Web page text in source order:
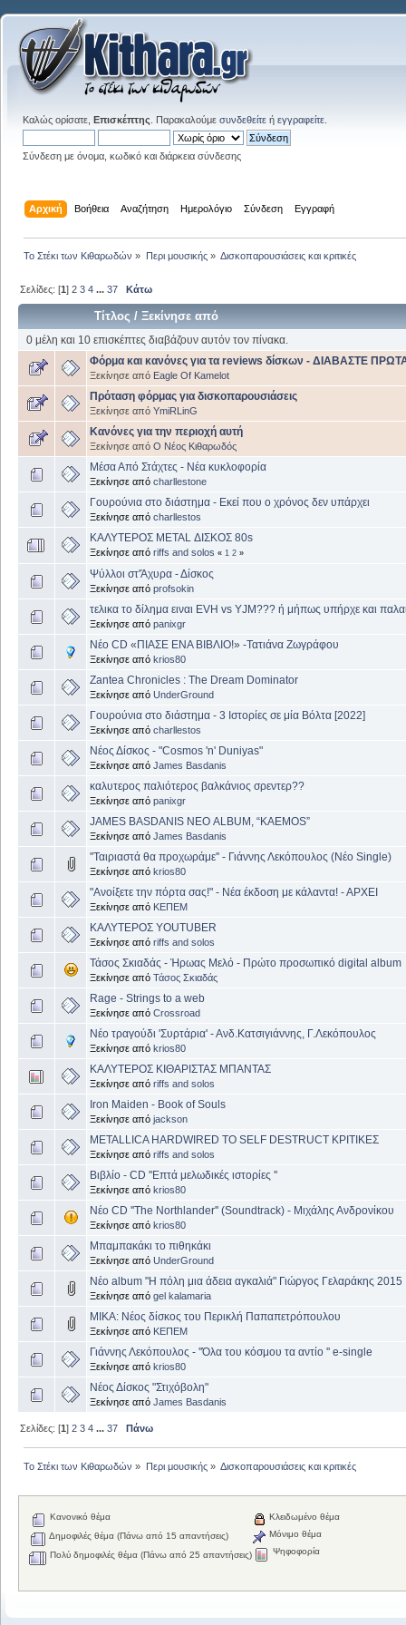
Καλώς ορίσατε, Επισκέπτης . Παρακαλούμε συνδεθείτε ή εγγραφείτε
Σύνδεση με όνομα, κωδικό και διάρκεια σύνδεσης
Αρχική Βοήθεια Αναζήτηση Ημερολόγιο Σύνδεση Εγγραφή
Το Στέκι των Κιθαρωδών » Περι μουσικής» Δισκοπαρουσιάσεις και κριτικές
Σελίδες: [1]2 3 4 ...37 Κάτω
Τίτλος /Ξεκίνησε από
0 μέλη και 10 επισκέπτες διαβάζουν αυτόν τον πίνακα.
Φόρμα και κανόνες για τα reviews δίσκων - ΔΙΑΒΑΣΤΕ
Ξεκίνησε από Eagle Of Kamelot
Πρόταση φόρμας για δισκοπαρουσιάσεις
Ξεκίνησε από YmiRLinG
Κανόνες για την περιοχή αυτή
Ξεκίνησε από Ο Νέος Κιθαρωδός
Μέσα Από Στάχτες - Νέα κυκλοφορία
Ξεκίνησε από charllestone
Γουρούνια στο διάστημα - Εκεί που ο χρόνος δεν υπάρχει
Ξεκίνησε από charllestos
ΚΑΛΥΤΕΡΟΣ METAL ΔΙΣΚΟΣ 80s
Ξεκίνησε από riffs and solos « 1 2 »
Ψύλλοι στ'Άχυρα - Δίσκος
Ξεκίνησε από profsokin
τελικα το δίλημα ειναι EVH vs YJM??? ή μήπως υπήρχε και
Ξεκίνησε από panixgr
Νέο CD «ΠΙΑΣΕ ΕΝΑ ΒΙΒΛΙΟ!» -Τατιάνα Ζωγράφου
Ξεκίνησε από krios80
Zantea Chronicles : The Dream Dominator
Ξεκίνησε από UnderGround
Γουρούνια στο διάστημα - 3 Ιστορίες σε μία Βόλτα [2022]
Ξεκίνησε από charllestos
Νέος Δίσκος - "Cosmos 'n' Duniyas"
Ξεκίνησε από James Basdanis
καλυτερος παλιότερος βαλκάνιος σρεντερ??
Ξεκίνησε από panixgr
JAMES BASDANIS NEΟ ALBUM, “KAEMOS”
Ξεκίνησε από James Basdanis
''Ταιριαστά θα προχωράμε'' - Γιάννης Λεκόπουλος (Νέο Single)
Ξεκίνησε από krios80
"Ανοίξετε την πόρτα σας!" - Νέα έκδοση με κάλαντα! - ΑΡΧΕΙ
Ξεκίνησε από ΚΕΠΕΜ
ΚΑΛΥΤΕΡΟΣ YOUTUBER
Ξεκίνησε από riffs and solos
Τάσος Σκιαδάς - Ήρωας Μελό - Πρώτο προσωπικό digital album
Ξεκίνησε από Τάσος Σκιαδάς
Rage - Strings to a web
Ξεκίνησε από Crossroad
Nέο τραγούδι 'Συρτάρια' - Ανδ.Κατσιγιάννης, Γ.Λεκόπουλος
Ξεκίνησε από krios80
ΚΑΛΥΤΕΡΟΣ ΚΙΘΑΡΙΣΤΑΣ ΜΠΑΝΤΑΣ
Ξεκίνησε από riffs and solos
Iron Maiden - Book of Souls
Ξεκίνησε από jackson
METALLICA HARDWIRED TO SELF DΕSTRUCT ΚΡΙΤΙΚΕΣ
Ξεκίνησε από riffs and solos
Βιβλίο - CD ''Επτά μελωδικές ιστορίες ''
Ξεκίνησε από krios80
Νέο CD ''The Northlander'' (Soundtrack) - Mιχάλης Ανδρονίκου
Ξεκίνησε από krios80
Μπαμπακάκι το πιθηκάκι
Ξεκίνησε από UnderGround
Νέο album "Η πόλη μια άδεια αγκαλιά" Γιώργος Γελαράκης 2015
Ξεκίνησε από gel kalamaria
MIKA: Νέος δίσκος του Περικλή Παπαπετρόπουλου
Ξεκίνησε από ΚΕΠΕΜ
Γιάννης Λεκόπουλος - ''Όλα του κόσμου τα αντίο '' e-single
Ξεκίνησε από krios80
Νέος Δίσκος "Στιχόβολη"
Ξεκίνησε από James Basdanis
Σελίδες: [1]2 3 4 ...37 Πάνω
Το Στέκι των Κιθαρωδών » Περι μουσικής» Δισκοπαρουσιάσεις και κριτικές
Κανονικό θέμα
Δημοφιλές θέμα (Πάνω από 15 απαντήσεις)
Πολύ δημοφιλές θέμα (Πάνω από 25 απαντήσεις)
Κλειδωμένο θέμα
Μόνιμο θέμα
Ψηφοφορία